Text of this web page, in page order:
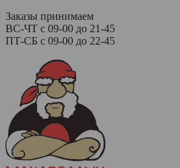
Заказы принимаем
ВС-ЧТ с 09-00 до 21-45
ПТ-СБ с 09-00 до 22-45